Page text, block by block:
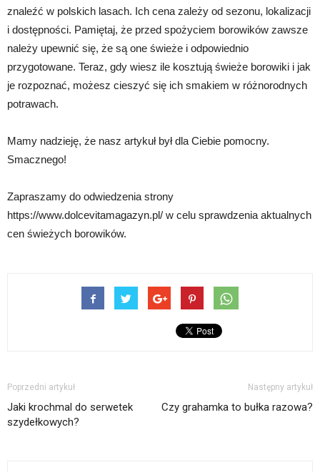
znaleźć w polskich lasach. Ich cena zależy od sezonu, lokalizacji
i dostępności. Pamiętaj, że przed spożyciem borowików zawsze
należy upewnić się, że są one świeże i odpowiednio
przygotowane. Teraz, gdy wiesz ile kosztują świeże borowiki i jak
je rozpoznać, możesz cieszyć się ich smakiem w różnorodnych
potrawach.
Mamy nadzieję, że nasz artykuł był dla Ciebie pomocny.
Smacznego!
Zapraszamy do odwiedzenia strony
https://www.dolcevitamagazyn.pl/ w celu sprawdzenia aktualnych
cen świeżych borowików.
Poprzedni artykuł
Jaki krochmal do serwetek
szydełkowych?
Następny artykuł
Czy grahamka to bułka razowa?